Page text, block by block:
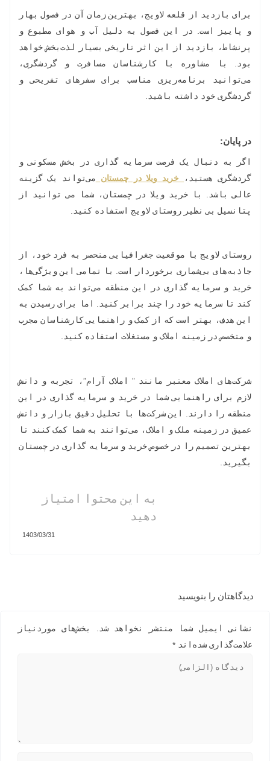
برای بازدید از قلعه لاویج، بهترین زمان آن در فصول بهار
و پاییز است. در این فصول به دلیل آب و هوای مطبوع و
پرنشاط، بازدید از این اثر تاریخی بسیار لذت‌بخش خواهد
بود. با مشاوره با کارشناسان مسافرت و گردشگری،
می‌توانید برنامه‌ریزی مناسب برای سفرهای تفریحی و
گردشگری خود داشته باشید.
در پایان:
اگر به دنبال یک فرصت سرمایه گذاری در بخش مسکونی و
گردشگری هستید،
خرید ویلا در چمستان می‌تواند یک گزینه
عالی باشد. با خرید ویلا در چمستان، شما می توانید از
پتانسیل بی نظیر روستای لاویج استفاده کنید.
روستای لاویج با موقعیت جغرافیایی منحصر به فرد خود، از
جاذبه‌های بی‌شماری برخوردار است. با تمامی این ویژگی‌ها،
خرید و سرمایه گذاری در این منطقه می‌تواند به شما کمک
کند تا سرمایه خود را چند برابر کنید. اما برای رسیدن به
این هدف، بهتر است که از کمک و راهنمایی کارشناسان مجرب
و متخصص در زمینه املاک و مستغلات استفاده کنید.
شرکت‌های املاک معتبر مانند ” املاک آرام”، تجربه و دانش
لازم برای راهنمایی شما در خرید و سرمایه گذاری در این
منطقه را دارند. این شرکت‌ها با تحلیل دقیق بازار و دانش
عمیق در زمینه ملک و املاک، می‌توانند به شما کمک کنند تا
بهترین تصمیم را در خصوص خرید و سرمایه گذاری در چمستان
بگیرید.
به این محتوا امتیاز
دهید
1403/03/31
دیدگاهتان را بنویسید
نشانی ایمیل شما منتشر نخواهد شد.
بخش‌های موردنیاز
علامت‌گذاری شده‌اند *